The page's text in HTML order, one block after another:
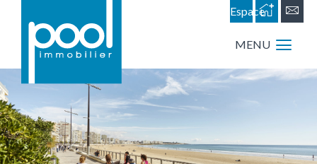
Espace
personnel
MENU